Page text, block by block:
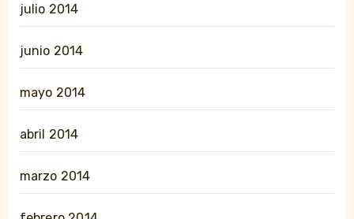
julio 2014
junio 2014
mayo 2014
abril 2014
marzo 2014